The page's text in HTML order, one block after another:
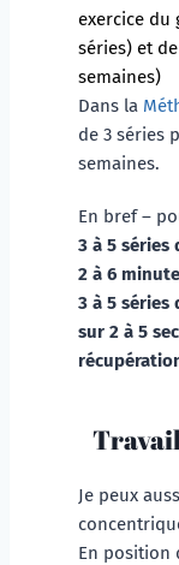
exercice du
séries) et
semaines)
Dans la
de 3 séries
semaines.
En bref –
3 à 5 séries
2 à 6
3 à 5 séries
sur 2 à 5
Je peux
En position